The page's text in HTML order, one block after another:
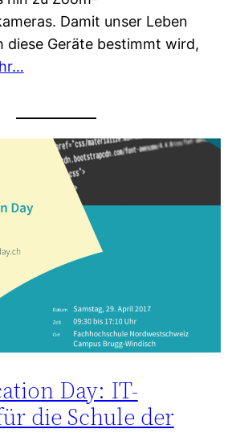
Damit unser Leben
diese Geräte bestimmt wird,
Day: IT-
die Schule der